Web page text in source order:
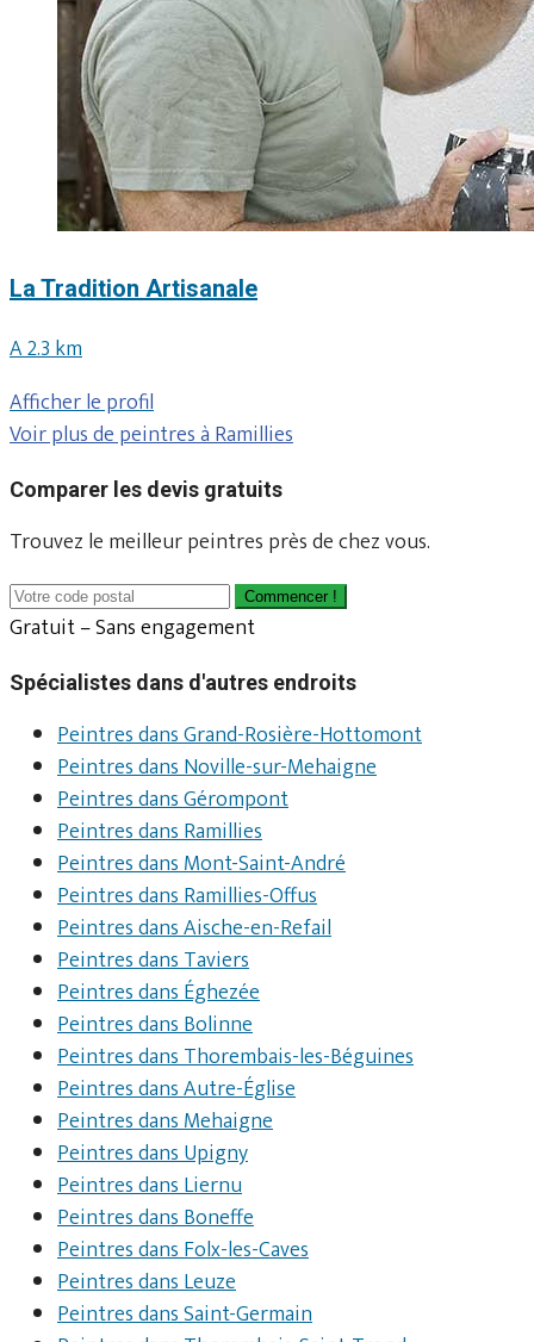
La Tradition Artisanale
A 2.3 km
Afficher le profil
Voir plus de peintres à Ramillies
Comparer les devis gratuits
Trouvez le meilleur peintres près de chez vous.
Commencer !
Gratuit – Sans engagement
Spécialistes dans d'autres endroits
Peintres dans Grand-Rosière-Hottomont
Peintres dans Noville-sur-Mehaigne
Peintres dans Gérompont
Peintres dans Ramillies
Peintres dans Mont-Saint-André
Peintres dans Ramillies-Offus
Peintres dans Aische-en-Refail
Peintres dans Taviers
Peintres dans Éghezée
Peintres dans Bolinne
Peintres dans Thorembais-les-Béguines
Peintres dans Autre-Église
Peintres dans Mehaigne
Peintres dans Upigny
Peintres dans Liernu
Peintres dans Boneffe
Peintres dans Folx-les-Caves
Peintres dans Leuze
Peintres dans Saint-Germain